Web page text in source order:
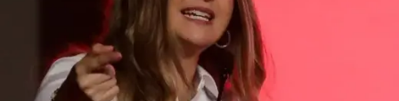
share